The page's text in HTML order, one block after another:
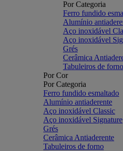
Por Categoria
Ferro fundido
Alumínio
Aço inoxidável
Aço inoxidável
Grés
Cerâmica
Tabuleiros de forno
Por Cor
Por Categoria
Ferro fundido esmaltado
Alumínio antiaderente
Aço inoxidável Classic
Aço inoxidável Signature
Grés
Cerâmica Antiaderente
Tabuleiros de forno